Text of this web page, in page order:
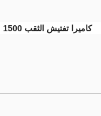
كاميرا تفتيش الثقب 1500 متر